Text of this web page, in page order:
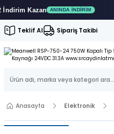
Kazan ANINDA İNDIRIM
Teklif Al Sipariş Takibi
Anasayfa Elektronik